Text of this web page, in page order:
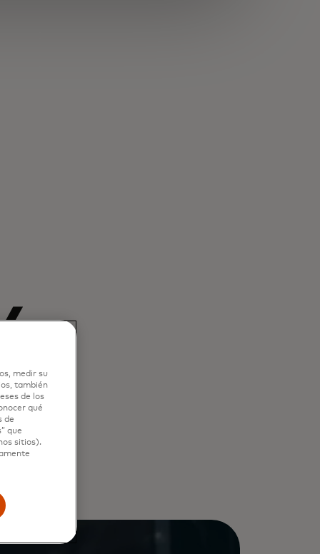
medir su
también
de los
qué
de
que
sitios).